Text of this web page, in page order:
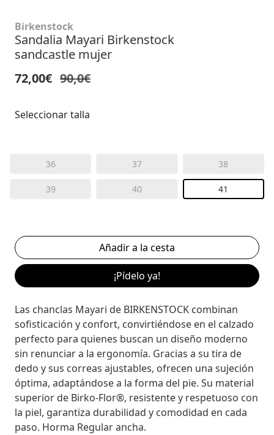
Birkenstock
Sandalia Mayari Birkenstock
sandcastle mujer
72,00€ 90,0€
Seleccionar talla
36 37 38
39 40 41
¡Pídelo ya!
Las chanclas Mayari de BIRKENSTOCK combinan
sofisticación y confort, convirtiéndose en el calzado
perfecto para quienes buscan un diseño moderno
sin renunciar a la ergonomía. Gracias a su tira de
dedo y sus correas ajustables, ofrecen una sujeción
óptima, adaptándose a la forma del pie. Su material
superior de Birko-Flor®, resistente y respetuoso con
la piel, garantiza durabilidad y comodidad en cada
paso. Horma Regular ancha.